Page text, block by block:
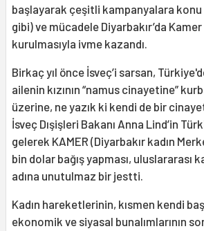
başlayarak çeşitli kampanyalara
gibi) ve mücadele Diyarbakır’da
kurulmasıyla ivme kazandı.
Birkaç yıl önce İsveç’i sarsan,
ailenin kızının “namus cinayetine”
üzerine, ne yazık ki kendi de bir
İsveç Dışişleri Bakanı Anna Lind’in
gelerek KAMER (Diyarbakır kadın
bin dolar bağış yapması, uluslararası
adına unutulmaz bir jestti.
Kadın hareketlerinin, kısmen kendi
ekonomik ve siyasal bunalımlarının